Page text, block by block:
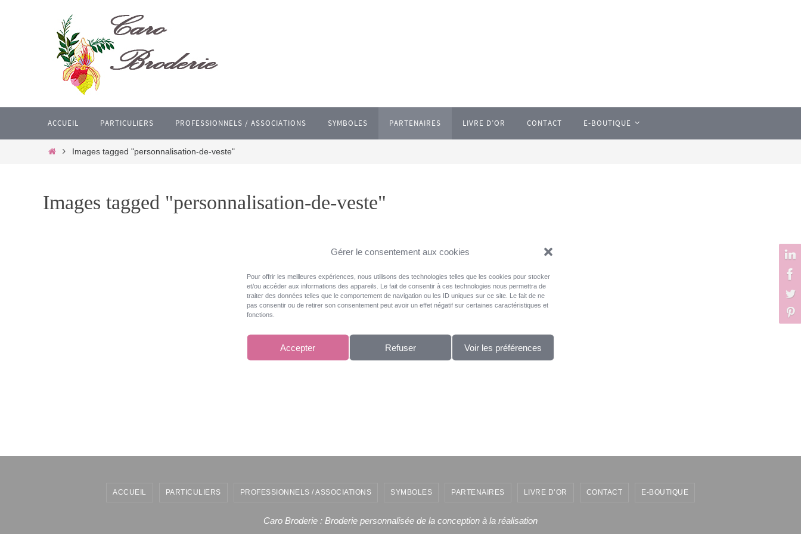
Gérer le consentement aux cookies
Pour offrir les meilleures expériences, nous utilisons des technologies telles que les cookies pour stocker
et/ou accéder aux informations des appareils. Le fait de consentir à ces technologies nous permettra de
traiter des données telles que le comportement de navigation ou les ID uniques sur ce site. Le fait de ne
pas consentir ou de retirer son consentement peut avoir un effet négatif sur certaines caractéristiques et
fonctions.
Accepter Refuser Voir les préférences
ACCUEIL PARTICULIERS PROFESSIONNELS / ASSOCIATIONS SYMBOLES PARTENAIRES LIVRE D’OR CONTACT E-BOUTIQUE
HomeImages tagged "personnalisation-de-veste"
Images tagged "personnalisation-de-veste"
[MONTRER SOUS FORME DE DIAPORAMA]
ACCUEIL PARTICULIERS PROFESSIONNELS / ASSOCIATIONS SYMBOLES PARTENAIRES LIVRE D’OR CONTACT E-BOUTIQUE
Caro Broderie : Broderie personnalisée de la conception à la réalisation